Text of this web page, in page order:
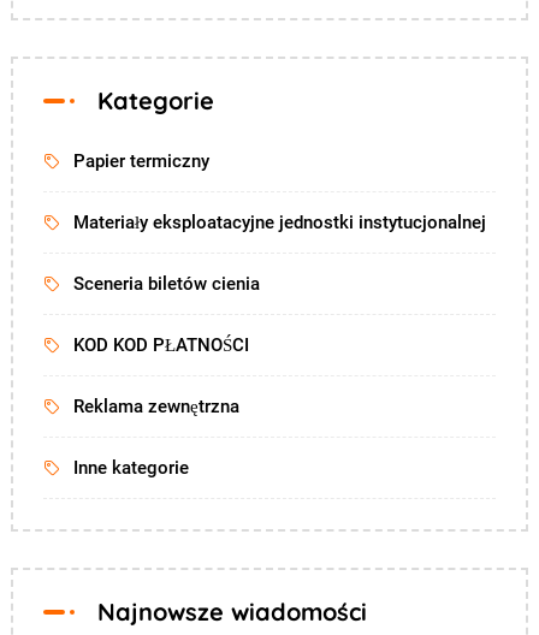
Kategorie
Papier termiczny
Materiały eksploatacyjne jednostki instytucjonalnej
Sceneria biletów cienia
KOD KOD PŁATNOŚCI
Reklama zewnętrzna
Inne kategorie
Najnowsze wiadomości